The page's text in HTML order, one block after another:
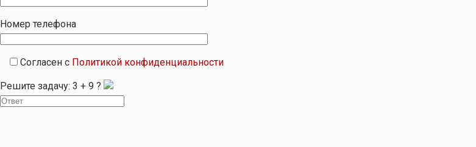
Номер телефона
Согласен с Политикой конфиденциальности
Решите задачу: 3 + 9 ?